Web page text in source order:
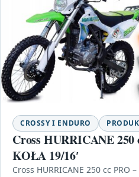
CROSSY I ENDURO
Cross HURRICANE
KOŁA 19/16′
Cross HURRICANE 250 cc